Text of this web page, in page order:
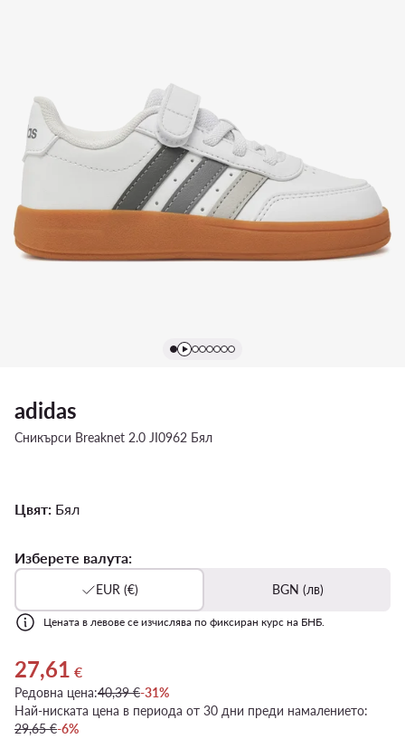
adidas
Сникърси Breaknet 2.0 JI0962 Бял
Цвят: Бял
Изберете валута:
EUR (€) BGN (лв)
Цената в левове се изчислява по фиксиран курс на БНБ.
Актуална цена 27,61 €
27,61 €
Редовна цена:40,39 €-31%
Най-ниската цена в периода от 30 дни преди намалението:
29,65 €-6%